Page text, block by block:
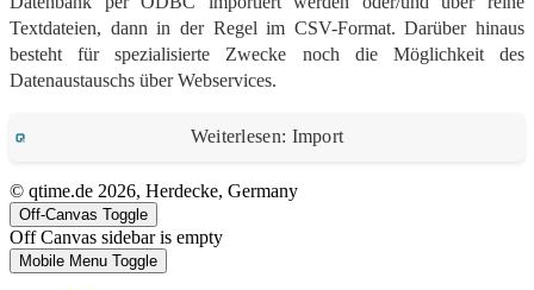
Textdateien, dann in der Regel im CSV-Format. Darüber hinaus
besteht für spezialisierte Zwecke noch die Möglichkeit des
Datenaustauschs über Webservices.
Weiterlesen: Import
© qtime.de 2026, Herdecke, Germany
Off-Canvas Toggle
Off Canvas sidebar is empty
Mobile Menu Toggle